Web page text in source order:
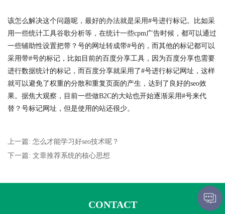
该怎么解决这个问题呢，最好的办法就是采用#号进行标记。比如采
用一些统计工具谷歌分析等，在统计一些cpm广告时候，都可以通过
一些辅助性设置把带？号的网址转成带#号的，而其他的标记都可以
采用带#号的标记，比如目前的百度分享工具，因为百度分享也需要
进行数据统计的标记，而百度分享就采用了#号进行标记网址，这样
就可以避免了权重的分散和重复页面的产生，达到了良好的seo效
果。据焦大观察，目前一些做B2C的大站也开始逐渐采用#号来代
替？号标记网址，但是使用的站还很少。
上一篇: 怎么才能学习好seo技术呢？
下一篇: 文章推荐系统的核心思想
CONTACT